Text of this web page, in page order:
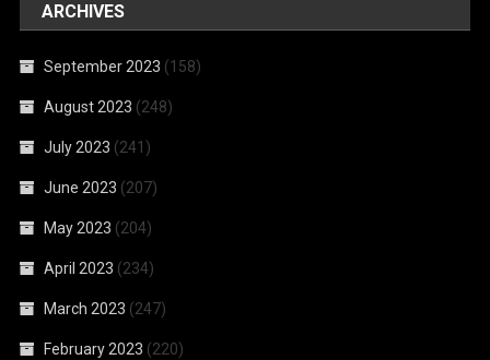
ARCHIVES
September 2023 (158)
August 2023 (248)
July 2023 (241)
June 2023 (207)
May 2023 (204)
April 2023 (234)
March 2023 (247)
February 2023 (220)